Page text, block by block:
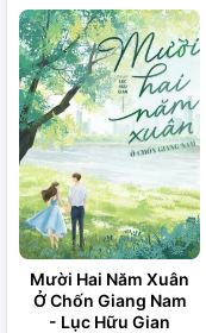
Mười Hai Năm Xuân
Ở Chốn Giang Nam
- Lục Hữu Gian